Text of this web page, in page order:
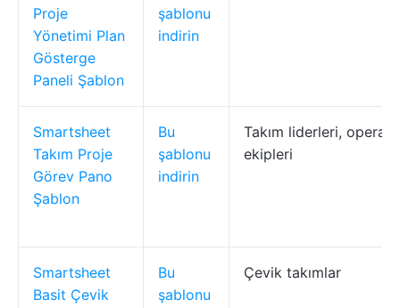
Proje
Yönetimi Plan
Gösterge
Paneli Şablon
şablonu
indirin
Smartsheet
Takım Proje
Görev Pano
Şablon
Bu
şablonu
indirin
Takım liderleri,
ekipleri
Smartsheet
Basit Çevik
Bu
şablonu
Çevik takımlar